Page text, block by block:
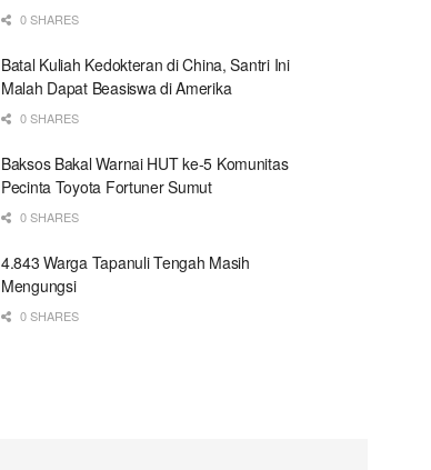
0 SHARES
Batal Kuliah Kedokteran di China, Santri Ini
Malah Dapat Beasiswa di Amerika
0 SHARES
Baksos Bakal Warnai HUT ke-5 Komunitas
Pecinta Toyota Fortuner Sumut
0 SHARES
4.843 Warga Tapanuli Tengah Masih
Mengungsi
0 SHARES